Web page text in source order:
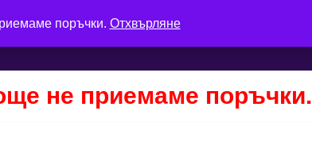
поръчки. Отхвърляне
не приемаме поръчки.